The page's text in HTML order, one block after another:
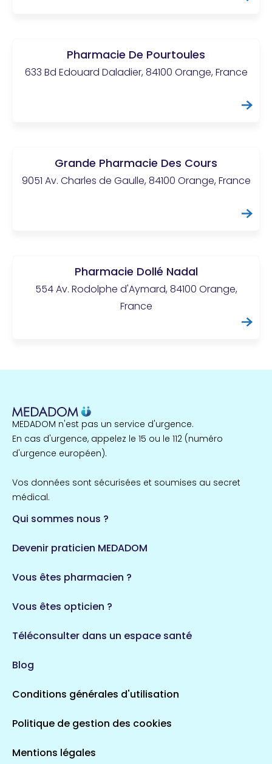
Pharmacie De Pourtoules
633 Bd Edouard Daladier, 84100 Orange, France
Grande Pharmacie Des Cours
9051 Av. Charles de Gaulle, 84100 Orange, France
Pharmacie Dollé Nadal
554 Av. Rodolphe d'Aymard, 84100 Orange,
France
MEDADOM n'est pas un service d'urgence.
En cas d'urgence, appelez le 15 ou le 112 (numéro
d'urgence européen).
Vos données sont sécurisées et soumises au secret
médical.
Qui sommes nous ?
Devenir praticien MEDADOM
Vous êtes pharmacien ?
Vous êtes opticien ?
Téléconsulter dans un espace santé
Blog
Conditions générales d'utilisation
Politique de gestion des cookies
Mentions légales